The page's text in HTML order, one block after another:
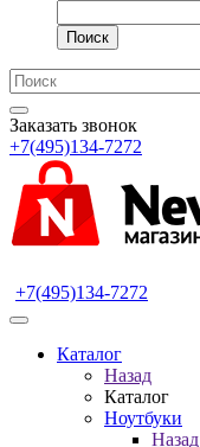
Поиск
Заказать звонок
+7(495)134-7272
+7(495)134-7272
Каталог
Назад
Каталог
Ноутбуки
Назад